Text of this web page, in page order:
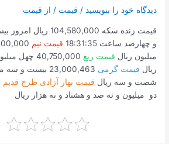
دیدگاه‌ خود را بنویسید / قیمت / از قیمت
قیمت زنده سکه
و چهارصد ساعت 18:31:35
قیمت نیم
میلیون ریال قیمت ربع
40,750,000
ریال قیمت گرمی
23,000,463 بیست
شصت و سه ریال قیمت بهار آزادی طرح قدیم
دو میلیون و نه صد و هشتاد و نه هزار ریال